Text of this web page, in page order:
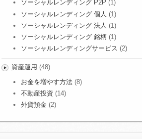
ソーシャルレンディング P2P (1)
ソーシャルレンディング 個人 (1)
ソーシャルレンディング 法人 (1)
ソーシャルレンディング 銘柄 (1)
ソーシャルレンディングサービス (2)
資産運用 (48)
お金を増やす方法 (8)
不動産投資 (14)
外貨預金 (2)